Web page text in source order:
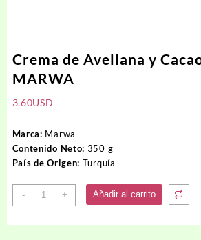
Crema de Avellana y
MARWA
3.60USD
Marca: Marwa
Contenido Neto: 350 g
País de Origen: Turquía
-
Crema
de
+ Añadir al carrito